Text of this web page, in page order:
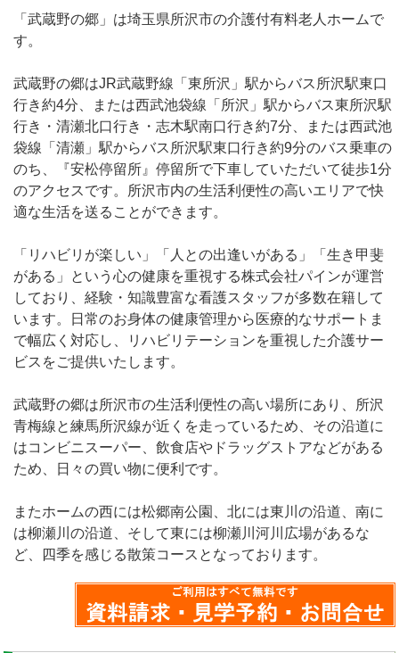
「武蔵野の郷」は埼玉県所沢市の介護付有料老人ホームで
す。
武蔵野の郷はJR武蔵野線「東所沢」駅からバス所沢駅東口
行き約4分、または西武池袋線「所沢」駅からバス東所沢駅
行き・清瀬北口行き・志木駅南口行き約7分、または西武池
袋線「清瀬」駅からバス所沢駅東口行き約9分のバス乗車の
のち、『安松停留所』停留所で下車していただいて徒歩1分
のアクセスです。所沢市内の生活利便性の高いエリアで快
適な生活を送ることができます。
「リハビリが楽しい」「人との出逢いがある」「生き甲斐
がある」という心の健康を重視する株式会社パインが運営
しており、経験・知識豊富な看護スタッフが多数在籍して
います。日常のお身体の健康管理から医療的なサポートま
で幅広く対応し、リハビリテーションを重視した介護サー
ビスをご提供いたします。
武蔵野の郷は所沢市の生活利便性の高い場所にあり、所沢
青梅線と練馬所沢線が近くを走っているため、その沿道に
はコンビニスーパー、飲食店やドラッグストアなどがある
ため、日々の買い物に便利です。
またホームの西には松郷南公園、北には東川の沿道、南に
は柳瀬川の沿道、そして東には柳瀬川河川広場があるな
ど、四季を感じる散策コースとなっております。